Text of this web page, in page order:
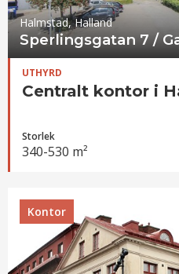
Halmstad, Halland
Sperlingsgatan 7 /
UTHYRD
Centralt kontor i
Storlek
340-530 m²
Kontor